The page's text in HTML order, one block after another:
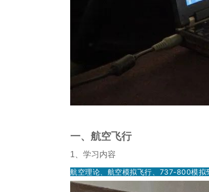
一、航空飞行
1、学习内容
航空理论、航空模拟飞行、737-800模拟